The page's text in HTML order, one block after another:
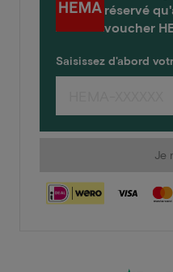
réservé
voucher
Saisissez d'abord
Je